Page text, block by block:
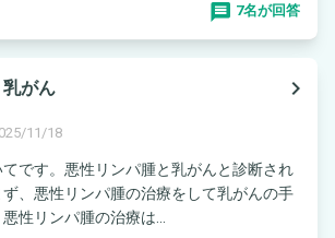
7名が回答
がん
navigate_next
11/18
てです。悪性リンパ腫と乳がんと診断され
ず、悪性リンパ腫の治療をして乳がんの手
性リンパ腫の治療は...